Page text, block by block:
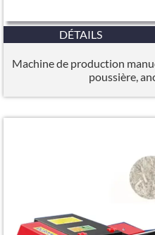
DÉTAILS
Machine de production
poussière,